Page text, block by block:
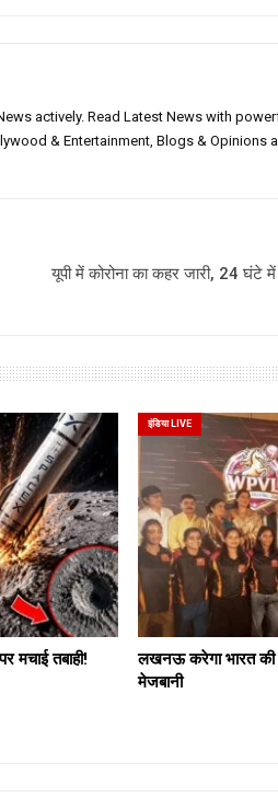
actively. Read Latest News with
& Entertainment, Blogs & Opinions
यूपी में कोरोना का कहर जारी, 24
तबाही!
इंडिया LIVE
लखनऊ करेगा भारत की
मेजबानी